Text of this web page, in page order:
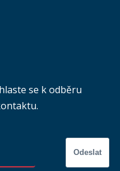
se k odběru
Odeslat